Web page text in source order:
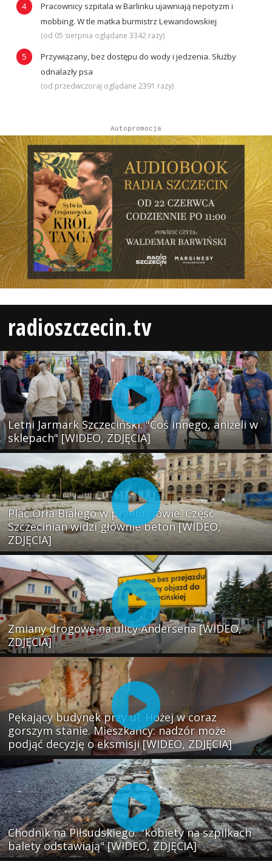
Pracownicy szpitala w Barlinku ujawniają nepotyzm i
mobbing. W tle matka burmistrz Lewandowskiej
(od 05 sierpnia oglądane 3342 razy)
Przywiązany, bez dostępu do wody i jedzenia. Służby
odnalazły psa
(od przedwczoraj oglądane 2391 razy)
Autopromocja
radioszczecin.tv
Letni Jarmark Szczeciński. "Coś innego, aniżeli w
sklepach" [WIDEO, ZDJĘCIA]
Plac Orła Białego w przebudowie. Część
Szczecinian widzi głównie beton [WIDEO,
ZDJĘCIA]
Zmiany drogowe na ulicy Andersena [WIDEO,
ZDJĘCIA]
Pękający budynek przy ul. Hożej w coraz
gorszym stanie. Mieszkańcy: nadzór może
podjąć decyzję o eksmisji [WIDEO, ZDJĘCIA]
Chodnik na Piłsudskiego: "kobiety na szpilkach
balety odstawiają" [WIDEO, ZDJĘCIA]